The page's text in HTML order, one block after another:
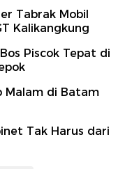
Tabrak Mobil
Kalikangkung
Piscok Tepat di
Malam di Batam
Tak Harus dari